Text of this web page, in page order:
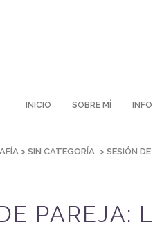
INICIO SOBRE MÍ INFO
> SIN CATEGORÍA > SESIÓN
PAREJA: